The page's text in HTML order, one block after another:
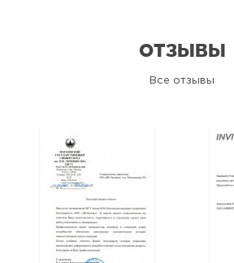
ОТЗЫВЫ
Все отзывы